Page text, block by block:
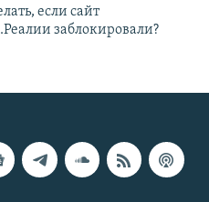
если сайт
заблокировали?